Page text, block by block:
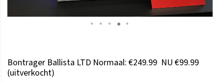
Bontrager Ballista LTD Normaal: €249.99 NU €99.99
(uitverkocht)